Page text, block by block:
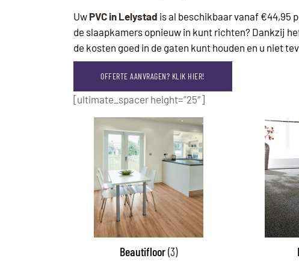
Uw PVC in Lelystad is al beschikbaar vanaf €44,95
de slaapkamers opnieuw in kunt richten? Dankzij
de kosten goed in de gaten kunt houden en u niet
OFFERTE AANVRAGEN? KLIK HIER!
[ultimate_spacer height=”25″]
Beautifloor(3)